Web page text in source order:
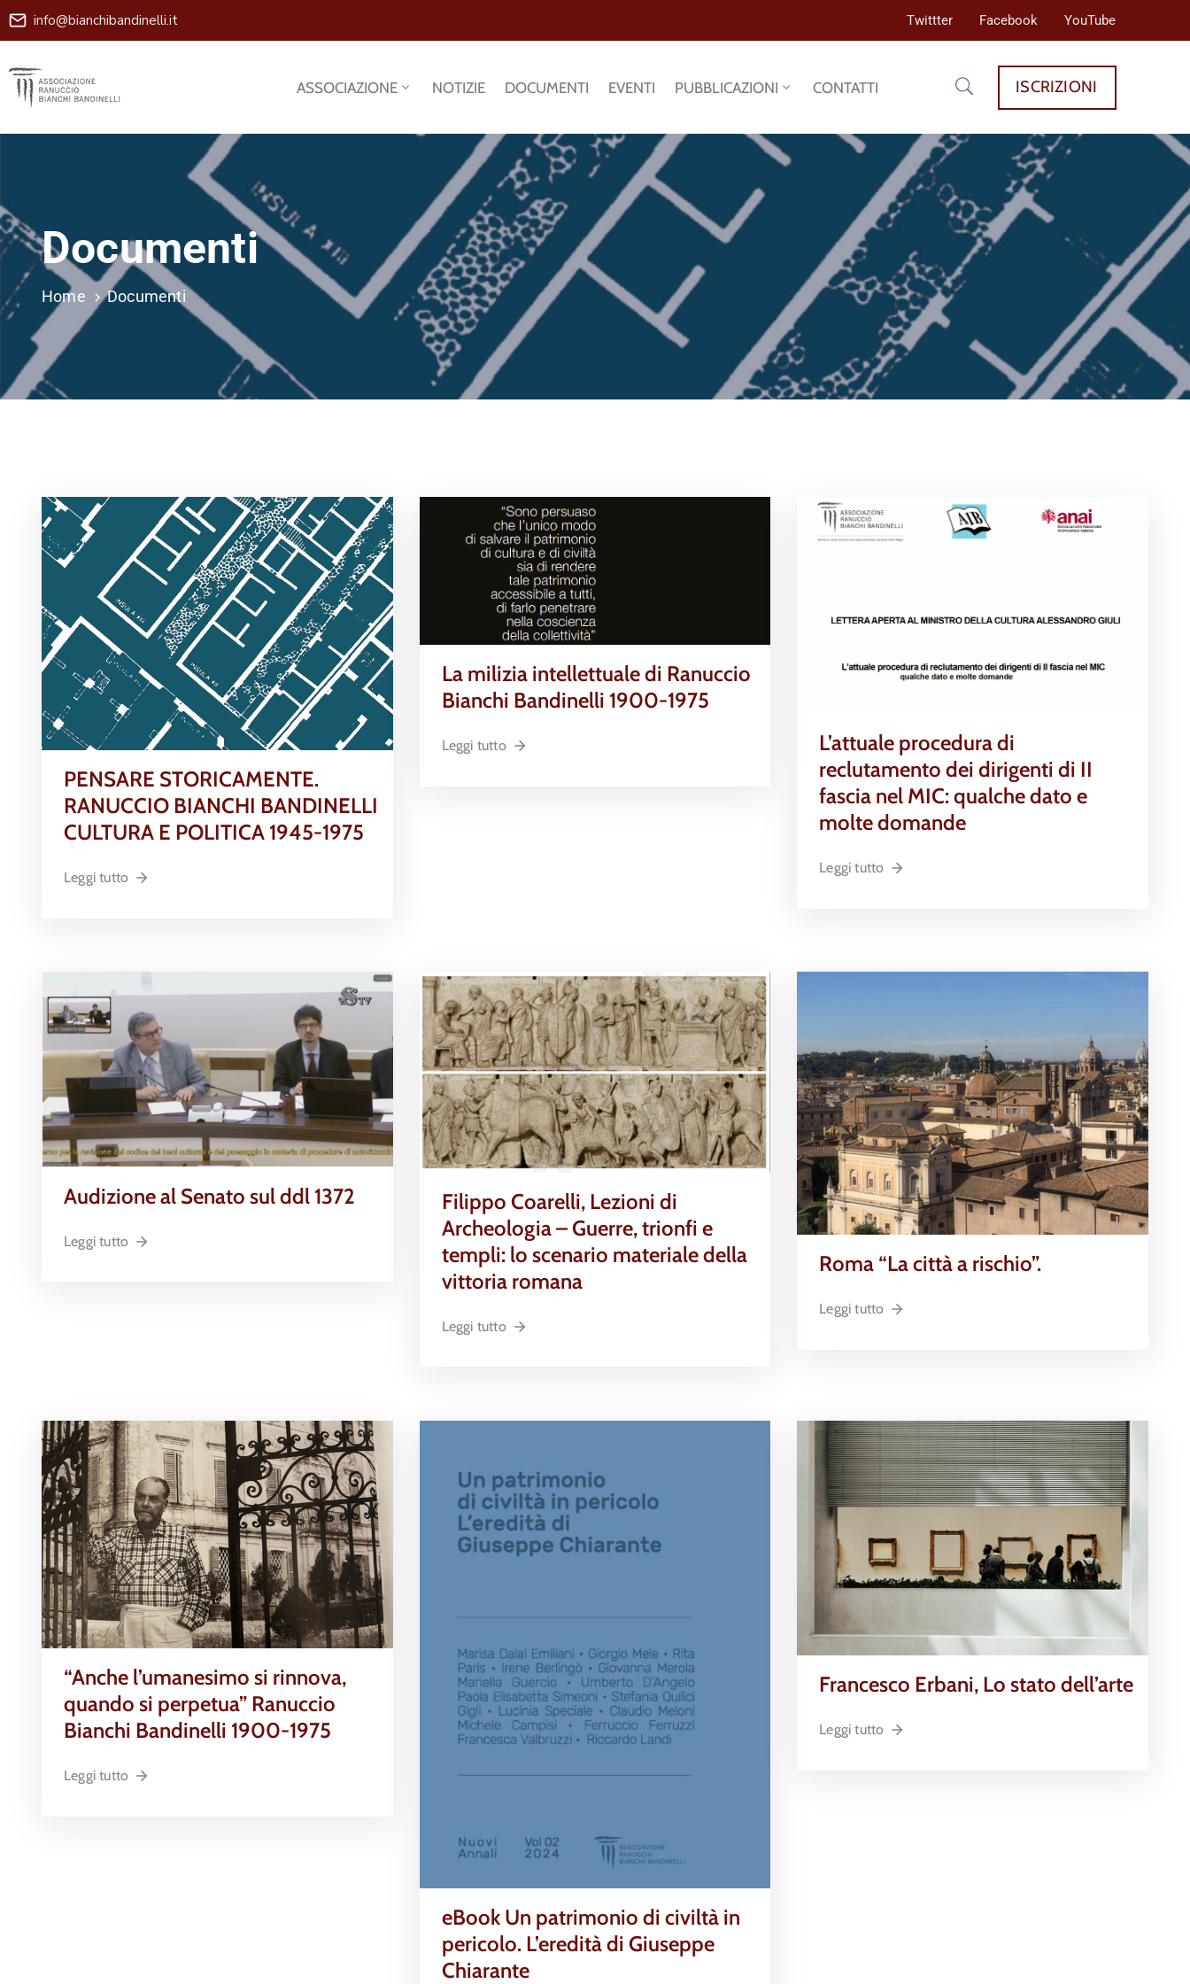
info@bianchibandinelli.it Twittter Facebook YouTube
ASSOCIAZIONE NOTIZIE DOCUMENTI EVENTI PUBBLICAZIONI CONTATTI ISCRIZIONI
Documenti
Home Documenti
PENSARE STORICAMENTE.
RANUCCIO BIANCHI BANDINELLI
CULTURA E POLITICA 1945-1975
Leggi tutto
La milizia intellettuale di Ranuccio
Bianchi Bandinelli 1900-1975
Leggi tutto
L’attuale procedura di
reclutamento dei dirigenti di II
fascia nel MIC: qualche dato e
molte domande
Leggi tutto
Audizione al Senato sul ddl 1372
Leggi tutto
Filippo Coarelli, Lezioni di
Archeologia – Guerre, trionfi e
templi: lo scenario materiale della
vittoria romana
Leggi tutto
Roma “La città a rischio”.
Leggi tutto
“Anche l’umanesimo si rinnova,
quando si perpetua” Ranuccio
Bianchi Bandinelli 1900-1975
Leggi tutto
eBook Un patrimonio di civiltà in
pericolo. L’eredità di Giuseppe
Chiarante
Francesco Erbani, Lo stato dell’arte
Leggi tutto